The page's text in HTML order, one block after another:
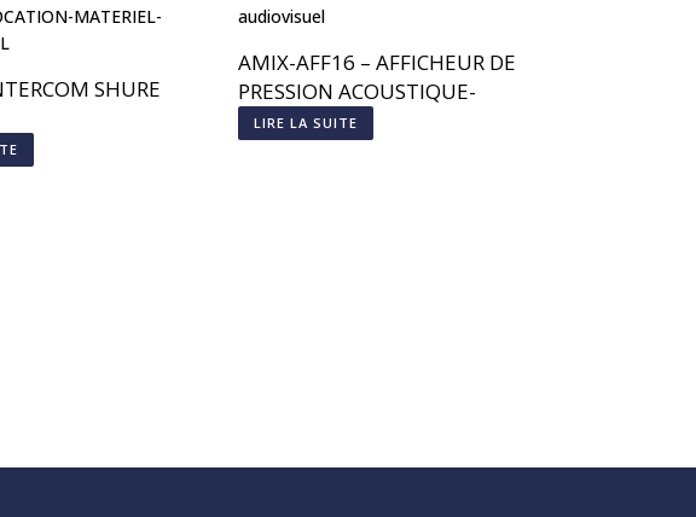
SHURE
AMIX-AFF16 – AFFICHEUR DE
PRESSION ACOUSTIQUE-
SONOMÈTRE
LIRE LA SUITE